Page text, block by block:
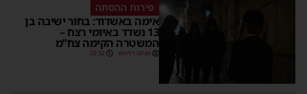
פירות ההסתה
אימה באשדוד: בחור ישיבה בן
13 נשדד באיומי רצח –
המשטרה הקימה צח”מ
מנחם דויטש 22:32